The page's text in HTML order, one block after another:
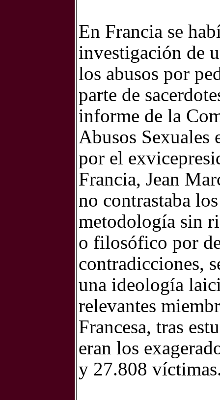
En Francia se
investigación de
los abusos por
parte de
informe de la
Abusos Sexuales
por el
Francia, Jean
no contrastaba
metodología sin
o filosófico por
contradicciones,
una ideología
relevantes
Francesa, tras
eran los
y 27.808